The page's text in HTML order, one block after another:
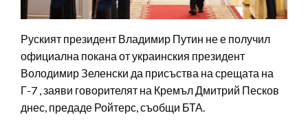
Руският президент Владимир Путин не е получил
официална покана от украинския президент
Володимир Зеленски да присъства на срещата на
Г-7 , заяви говорителят на Кремъл Дмитрий Песков
днес, предаде Ройтерс, съобщи БТА.